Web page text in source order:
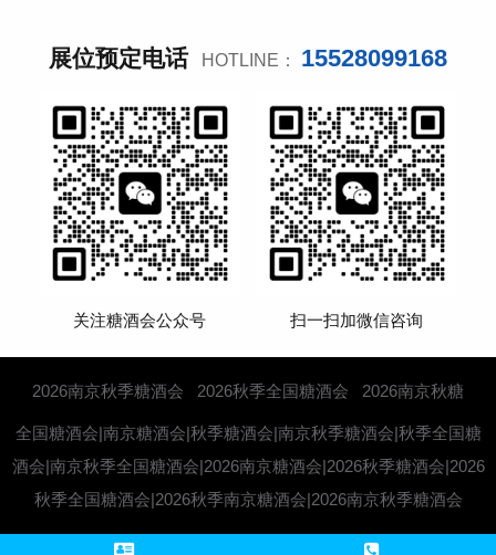
展位预定电话 HOTLINE： 15528099168
关注糖酒会公众号 扫一扫加微信咨询
2026南京秋季糖酒会 2026秋季全国糖酒会 2026南京秋糖
全国糖酒会|南京糖酒会|秋季糖酒会|南京秋季糖酒会|秋季全国糖
酒会|南京秋季全国糖酒会|2026南京糖酒会|2026秋季糖酒会|2026
秋季全国糖酒会|2026秋季南京糖酒会|2026南京秋季糖酒会